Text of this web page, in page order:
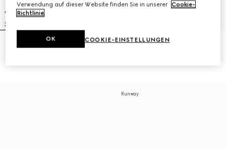
Herrenpantolette mit farblich
Runway
Verwendung auf dieser Website finden Sie in unserer Cookie-
Richtlinie.
COOKIE-EINSTELLUNGEN
OK